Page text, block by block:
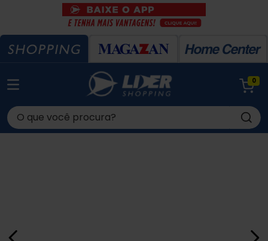
0
O que você procura?